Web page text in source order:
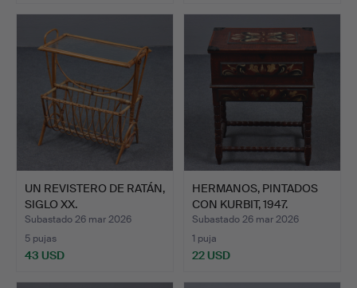
UN REVISTERO DE RATÁN,
SIGLO XX.
Subastado 26 mar 2026
5 pujas
43 USD
HERMANOS, PINTADOS
CON KURBIT, 1947.
Subastado 26 mar 2026
1 puja
22 USD